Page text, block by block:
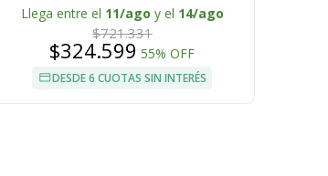
Llega entre el 11/ago y el 14/ago
$721.331
$324.599 55% OFF
DESDE 6 CUOTAS SIN INTERÉS